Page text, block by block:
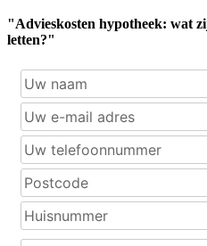
"Advieskosten hypotheek: wat
letten?"